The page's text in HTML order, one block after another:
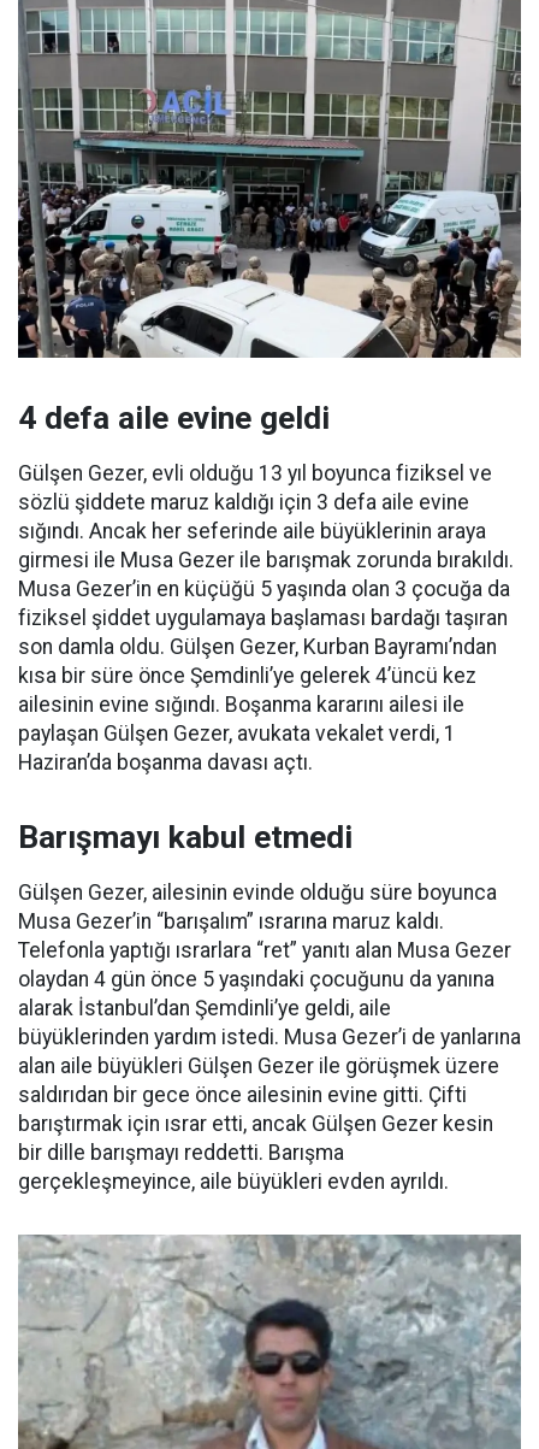
4 defa aile evine geldi
Gülşen Gezer, evli olduğu 13 yıl boyunca fiziksel ve
sözlü şiddete maruz kaldığı için 3 defa aile evine
sığındı. Ancak her seferinde aile büyüklerinin araya
girmesi ile Musa Gezer ile barışmak zorunda bırakıldı.
Musa Gezer’in en küçüğü 5 yaşında olan 3 çocuğa da
fiziksel şiddet uygulamaya başlaması bardağı taşıran
son damla oldu. Gülşen Gezer, Kurban Bayramı’ndan
kısa bir süre önce Şemdinli’ye gelerek 4’üncü kez
ailesinin evine sığındı. Boşanma kararını ailesi ile
paylaşan Gülşen Gezer, avukata vekalet verdi, 1
Haziran’da boşanma davası açtı.
Barışmayı kabul etmedi
Gülşen Gezer, ailesinin evinde olduğu süre boyunca
Musa Gezer’in “barışalım” ısrarına maruz kaldı.
Telefonla yaptığı ısrarlara “ret” yanıtı alan Musa Gezer
olaydan 4 gün önce 5 yaşındaki çocuğunu da yanına
alarak İstanbul’dan Şemdinli’ye geldi, aile
büyüklerinden yardım istedi. Musa Gezer’i de yanlarına
alan aile büyükleri Gülşen Gezer ile görüşmek üzere
saldırıdan bir gece önce ailesinin evine gitti. Çifti
barıştırmak için ısrar etti, ancak Gülşen Gezer kesin
bir dille barışmayı reddetti. Barışma
gerçekleşmeyince, aile büyükleri evden ayrıldı.